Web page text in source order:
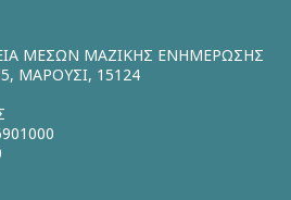
ΜΕΣΩΝ ΜΑΖΙΚΗΣ ΕΝΗΜΕΡΩΣΗΣ
ΜΑΡΟΥΣΙ, 15124